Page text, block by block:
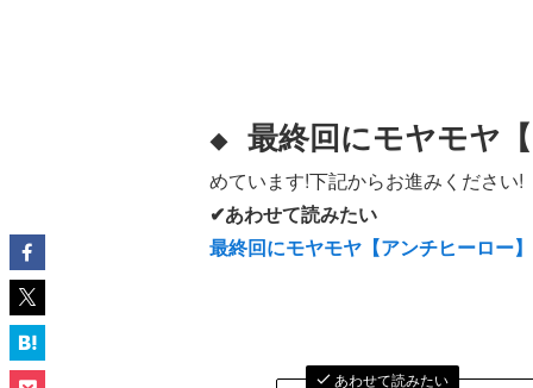
◆ 最終回にモヤモヤ
めています!下記からお進みください!
✔あわせて読みたい
最終回にモヤモヤ【アンチヒーロ
あわせて読みたい